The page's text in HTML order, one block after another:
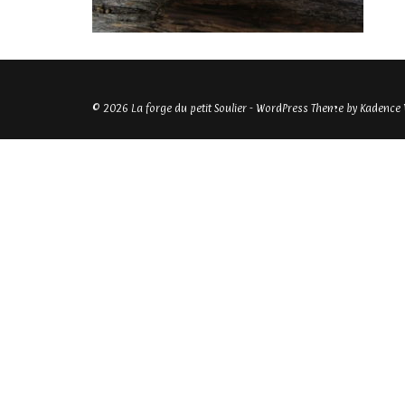
© 2026 La forge du petit Soulier - WordPress Theme by Kadence